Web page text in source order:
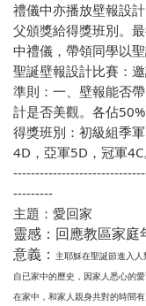
禮儀中亦播放壁報設
父頒獎給得獎班別。
中禮儀，帶領同學以聖
聖誕壁報設計比賽：
準則：一、壁報能否
計是否美觀。各佔50%
得獎班別：初級組季
4D，亞軍5D，冠軍4C
---------
主題：愛回家
靈感：回應教區家庭
意義：
主耶穌在聖誕節進入
自已家中的歷史，因家人
在家中，和家人親身共對的